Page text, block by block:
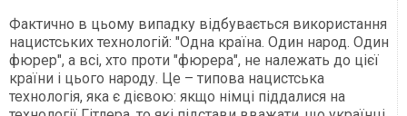
Фактично в цьому випадку відбувається використання
нацистських технологій: "Одна країна. Один народ. Один
фюрер", а всі, хто проти "фюрера", не належать до цієї
країни і цього народу. Це – типова нацистська
технологія, яка є дієвою: якщо німці піддалися на